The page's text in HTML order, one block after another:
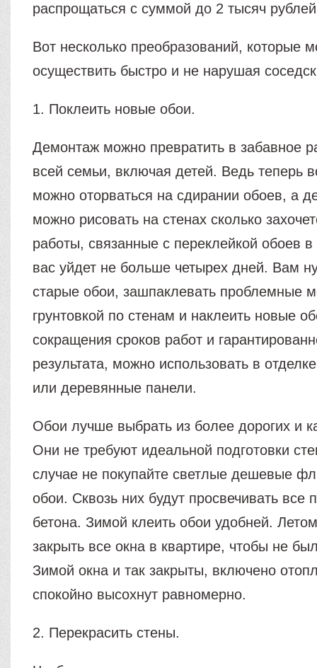
распрощаться с суммой до 2 тысяч
Вот несколько преобразований, которые
осуществить быстро и не нарушая
1. Поклеить новые обои.
Демонтаж можно превратить в забавное
всей семьи, включая детей. Ведь теперь
можно оторваться на сдирании обоев, а
можно рисовать на стенах сколько
работы, связанные с переклейкой обоев
вас уйдет не больше четырех дней. Вам
старые обои, зашпаклевать проблемные
грунтовкой по стенам и наклеить новые
сокращения сроков работ и
результата, можно использовать в
или деревянные панели.
Обои лучше выбрать из более дорогих и
Они не требуют идеальной подготовки
случае не покупайте светлые дешевые
обои. Сквозь них будут просвечивать все
бетона. Зимой клеить обои удобней.
закрыть все окна в квартире, чтобы не
Зимой окна и так закрыты, включено
спокойно высохнут равномерно.
2. Перекрасить стены.